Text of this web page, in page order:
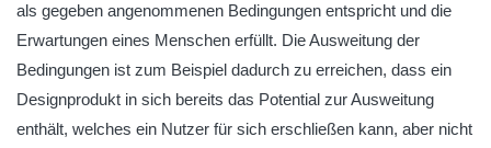
als gegeben angenommenen Bedingungen entspricht und die
Erwartungen eines Menschen erfüllt. Die Ausweitung der
Bedingungen ist zum Beispiel dadurch zu erreichen, dass ein
Designprodukt in sich bereits das Potential zur Ausweitung
enthält, welches ein Nutzer für sich erschließen kann, aber nicht